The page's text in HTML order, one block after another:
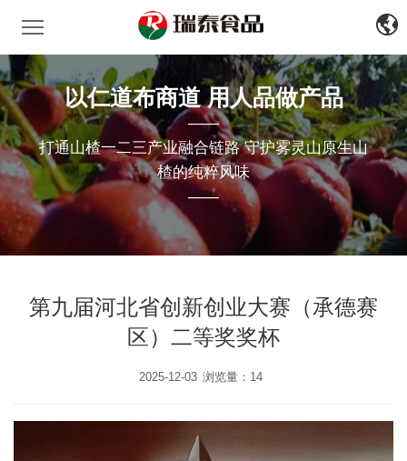
文
EN
瑞泰食品
以仁道布商道 用人品做产品
——
打通山楂一二三产业融合链路 守护雾灵山原生山
楂的纯粹风味
——
第九届河北省创新创业大赛（承德赛
区）二等奖奖杯
2025-12-03 浏览量：14